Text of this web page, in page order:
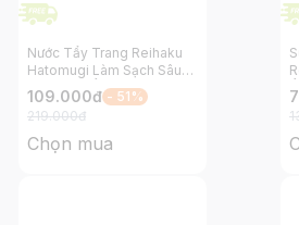
Nước Tẩy Trang Reihaku
Hatomugi Làm Sạch Sâu
và Dưỡng Ẩm Cho Da
500ml
109.000đ - 51%
219.000đ
Chọn mua